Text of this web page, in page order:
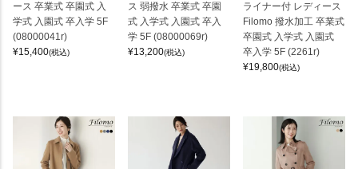
ース 卒業式 卒園式 入
学式 入園式 卒入学 5F
(08000041r)
¥15,400(税込)
ス 弱撥水 卒業式 卒園
式 入学式 入園式 卒入
学 5F (08000069r)
¥13,200(税込)
ライナー付 レディース
Filomo 撥水加工 卒業式
卒園式 入学式 入園式
卒入学 5F (2261r)
¥19,800(税込)